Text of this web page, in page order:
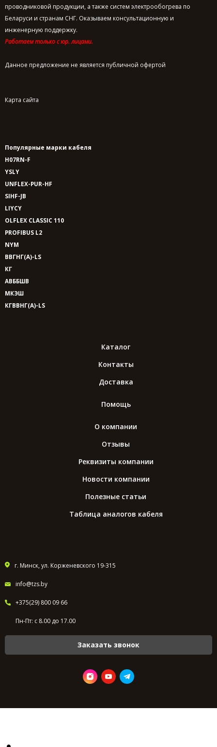
проводниковой продукции, а также систем электрообогрева по
Беларуси и странам СНГ. Оказываем консультационную и
инженерную поддержку.
Работаем только с юр. лицами.
Данное предложение не является публичной офертой
Карта сайта
Популярные марки кабеля
H07RN-F
YSLY
UNFLEX-PUR-HF
SIHF-JB
LIYCY
OLFLEX CLASSIC 110
PROFIBUS L2
NYM
ВВГНГ(A)-LS
КГ
АВББШВ
МКЭШ
КГВВНГ(A)-LS
Каталог
Контакты
Доставка
Помощь
О компании
Отзывы
Реквизиты компании
Новости компании
Полезные статьи
Таблица аналогов кабеля
г. Минск, ул. Корженевского 19-315
info@tzs.by
+375(29) 800 09 66
Пн-Пт: с 8.00 до 17.00
Заказать звонок